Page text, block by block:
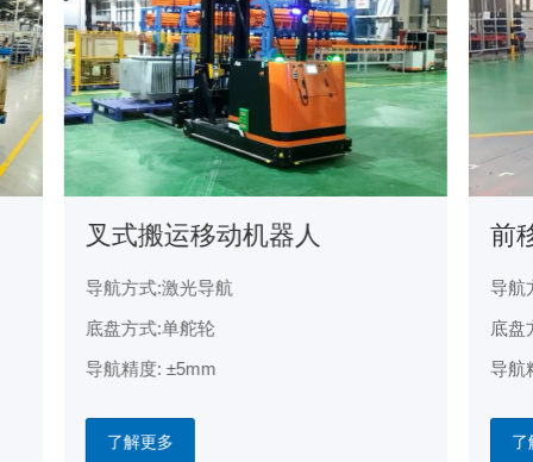
叉式搬运移动机器人
导航方式:激光导航
底盘方式:单舵轮
导航精度: ±5mm
了解更多
前
导航
底盘
导航
了